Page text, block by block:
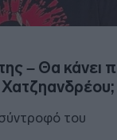
– Θα κάνει
του